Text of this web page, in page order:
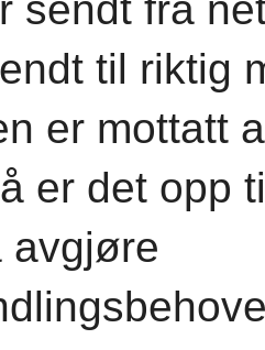
til riktig
er mottatt
er det opp
avgjøre